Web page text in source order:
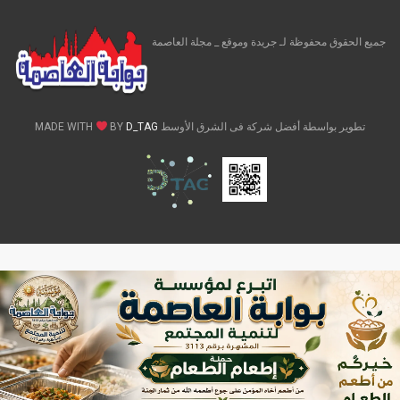
جميع الحقوق محفوظة لـ جريدة وموقع _ مجلة العاصمة
تطوير بواسطة أفضل شركة فى الشرق الأوسط MADE WITH BY D_TAG